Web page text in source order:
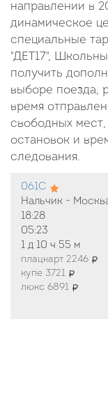
направлении в
динамическое
специальные
"ДЕТ17",
получить
выборе поезда,
время
свободных мест,
остановок и
следования.
061С
Нальчик -
18:28
05:23
1 д 10 ч 55 м
плацкарт 2246
купе 3721
люкс 6891